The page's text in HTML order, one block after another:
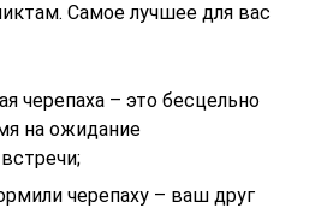
Самое лучшее для вас
черепаха – это бесцельно
на ожидание
черепаху – ваш друг